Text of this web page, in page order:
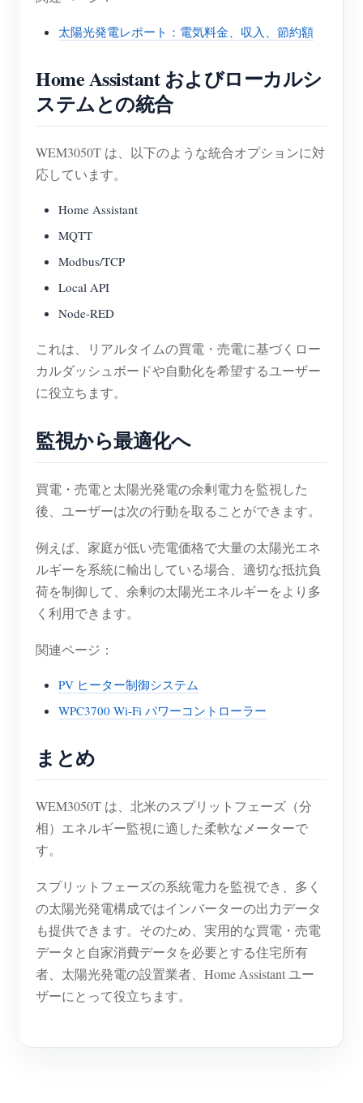
太陽光発電レポート：電気料金、収入、節約額
Home Assistant およびローカルシ
ステムとの統合
WEM3050T は、以下のような統合オプションに対
応しています。
Home Assistant
MQTT
Modbus/TCP
Local API
Node-RED
これは、リアルタイムの買電・売電に基づくロー
カルダッシュボードや自動化を希望するユーザー
に役立ちます。
監視から最適化へ
買電・売電と太陽光発電の余剰電力を監視した
後、ユーザーは次の行動を取ることができます。
例えば、家庭が低い売電価格で大量の太陽光エネ
ルギーを系統に輸出している場合、適切な抵抗負
荷を制御して、余剰の太陽光エネルギーをより多
く利用できます。
関連ページ：
PV ヒーター制御システム
WPC3700 Wi-Fi パワーコントローラー
まとめ
WEM3050T は、北米のスプリットフェーズ（分
相）エネルギー監視に適した柔軟なメーターで
す。
スプリットフェーズの系統電力を監視でき、多く
の太陽光発電構成ではインバーターの出力データ
も提供できます。そのため、実用的な買電・売電
データと自家消費データを必要とする住宅所有
者、太陽光発電の設置業者、Home Assistant ユー
ザーにとって役立ちます。